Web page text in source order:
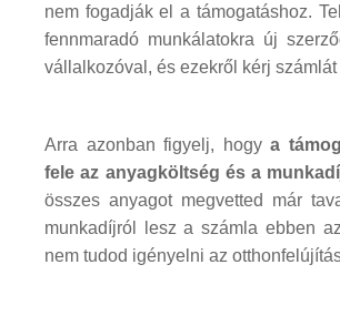
nem fogadják el a támogatáshoz.
fennmaradó munkálatokra új
vállalkozóval, és ezekről kérj számlát
Arra azonban figyelj, hogy a
fele az anyagköltség és a
összes anyagot megvetted már
munkadíjról lesz a számla ebben
nem tudod igényelni az